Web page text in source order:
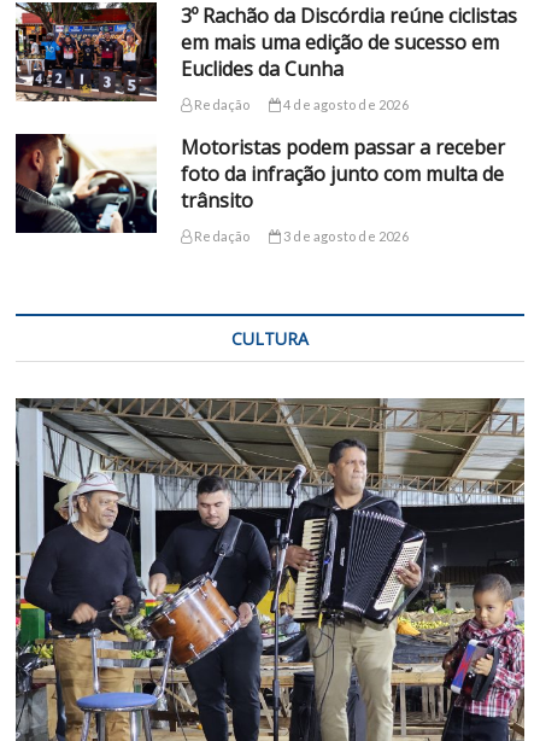
3º Rachão da Discórdia reúne ciclistas
em mais uma edição de sucesso em
Euclides da Cunha
Redação 4 de agosto de 2026
Motoristas podem passar a receber
foto da infração junto com multa de
trânsito
Redação 3 de agosto de 2026
CULTURA